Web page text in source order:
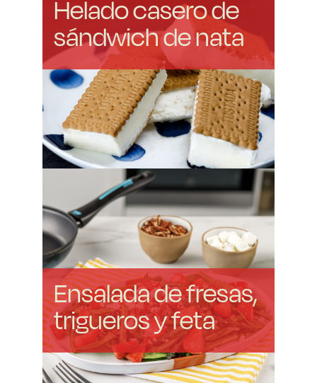
Helado casero de
sándwich de nata
Ensalada de fresas,
trigueros y feta